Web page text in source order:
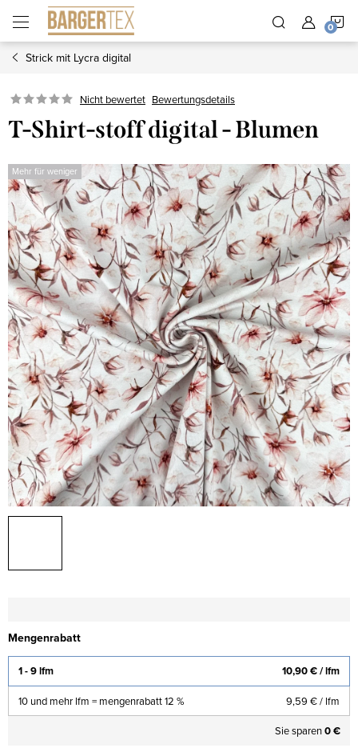
Inhalt
springen
Strick mit Lycra digital
Nicht bewertet Bewertungsdetails
T-Shirt-stoff digital - Blumen
Mehr für weniger
Mengenrabatt
1 - 9 lfm 10,90 €/ lfm
10 und mehr lfm = mengenrabatt 12 % 9,59 €/ lfm
Sie sparen0 €